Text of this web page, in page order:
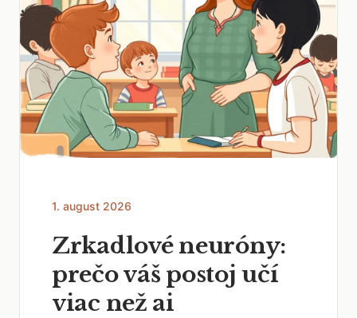
1. august 2026
Zrkadlové neuróny:
prečo váš postoj učí
viac než ai